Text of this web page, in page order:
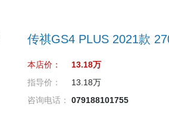
传祺GS4 PLUS 2021款
本店价：
13.18万
指导价：
13.18万
咨询电话：
079188101755